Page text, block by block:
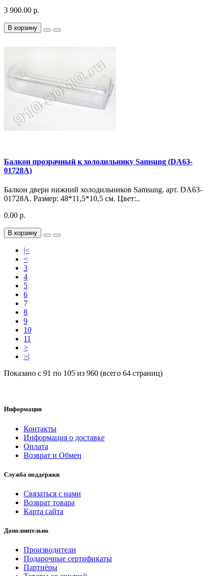
3 900.00 р.
В корзину
Балкон прозрачный к холодильнику Samsung (DA63-
01728A)
Балкон двери нижний холодильников Samsung. арт. DA63-
01728A. Размер: 48*11,5*10,5 см. Цвет:..
0.00 р.
В корзину
|<
<
3
4
5
6
7
8
9
10
11
>
>|
Показано с 91 по 105 из 960 (всего 64 страниц)
Информация
Контакты
Информация о доставке
Оплата
Возврат и Обмен
Служба поддержки
Связаться с нами
Возврат товара
Карта сайта
Дополнительно
Производители
Подарочные сертификаты
Партнёры